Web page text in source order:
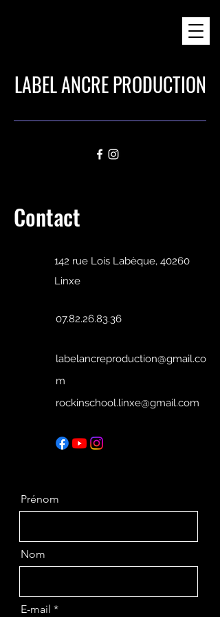
LABEL ANCRE PRODUCTION
Contact
142 rue Lois Labèque, 40260
Linxe
07.82.26.83.36
labelancreproduction@gmail.co
m
rockinschool.linxe@gmail.com
Prénom
Nom
E-mail